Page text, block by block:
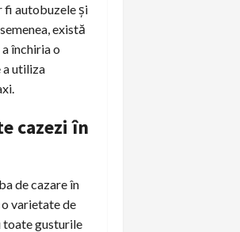
fi autobuzele și
există
închiria o
a utiliza
cazezi în
de cazare în
varietate de
gusturile